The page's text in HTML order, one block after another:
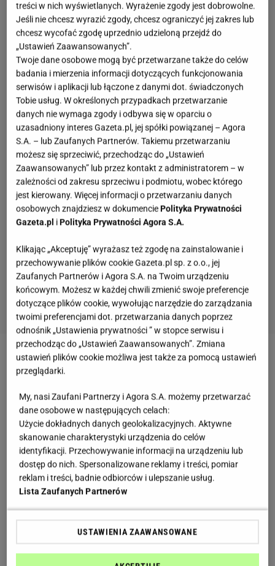
Okazuje się, że choć Susan ma 71 lat nie rezygnuje z
aktywności fizycznej. Co więcej, aktorka trenuje
więcej niż niektóre młodsze koleżanki. W jednym z
wywiadów przyznała, że zazwyczaj robi to sześć
razy w tygodniu, ale nawet kiedy ma odpoczywać i
tak wykonuje jakąś, nawet drobną aktywność
Staram się odpoczywać przez jeden dzień-
mówi. Ale mimo wszystko zawsze coś
treści w nich wyświetlanych. Wyrażenie zgody jest dobrowolne.
Jeśli nie chcesz wyrazić zgody, chcesz ograniczyć jej zakres lub
chcesz wycofać zgodę uprzednio udzieloną przejdź do
„Ustawień Zaawansowanych”.
Twoje dane osobowe mogą być przetwarzane także do celów
badania i mierzenia informacji dotyczących funkcjonowania
serwisów i aplikacji lub łączone z danymi dot. świadczonych
Tobie usług. W określonych przypadkach przetwarzanie
danych nie wymaga zgody i odbywa się w oparciu o
uzasadniony interes Gazeta.pl, jej spółki powiązanej – Agora
S.A. – lub Zaufanych Partnerów. Takiemu przetwarzaniu
możesz się sprzeciwić, przechodząc do „Ustawień
Zaawansowanych” lub przez kontakt z administratorem – w
zależności od zakresu sprzeciwu i podmiotu, wobec którego
jest kierowany. Więcej informacji o przetwarzaniu danych
osobowych znajdziesz w dokumenciePolityka Prywatności
Gazeta.pl iPolityka Prywatności Agora S.A.
Klikając „Akceptuję” wyrażasz też zgodę na zainstalowanie i
przechowywanie plików cookie Gazeta.pl sp. z o.o., jej
Zaufanych Partnerów i Agora S.A. na Twoim urządzeniu
końcowym. Możesz w każdej chwili zmienić swoje preferencje
dotyczące plików cookie, wywołując narzędzie do zarządzania
twoimi preferencjami dot. przetwarzania danych poprzez
odnośnik „Ustawienia prywatności ” w stopce serwisu i
przechodząc do „Ustawień Zaawansowanych”. Zmiana
ustawień plików cookie możliwa jest także za pomocą ustawień
przeglądarki.
My, nasi Zaufani Partnerzy i Agora S.A. możemy przetwarzać
dane osobowe w następujących celach:
Użycie dokładnych danych geolokalizacyjnych. Aktywne
skanowanie charakterystyki urządzenia do celów
identyfikacji. Przechowywanie informacji na urządzeniu lub
dostęp do nich. Spersonalizowane reklamy i treści, pomiar
reklam i treści, badnie odbiorców i ulepszanie usług.
Lista Zaufanych Partnerów
USTAWIENIA ZAAWANSOWANE